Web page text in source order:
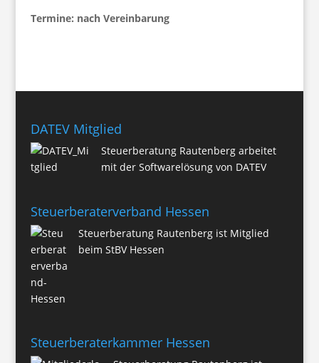
Termine: nach Vereinbarung
DATEV Mitglied
Steuerberatung Rautenberg arbeitet
mit der Softwarelösung von DATEV
Steuerberaterverband Hessen
Steuerberatung Rautenberg ist Mitglied
beim StBV Hessen
Steuerberaterkammer Hessen